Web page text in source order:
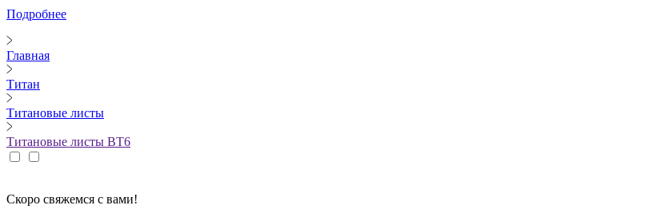
Подробнее
Главная
Титан
Титановые листы
Титановые листы ВТ6
Скоро свяжемся с вами!